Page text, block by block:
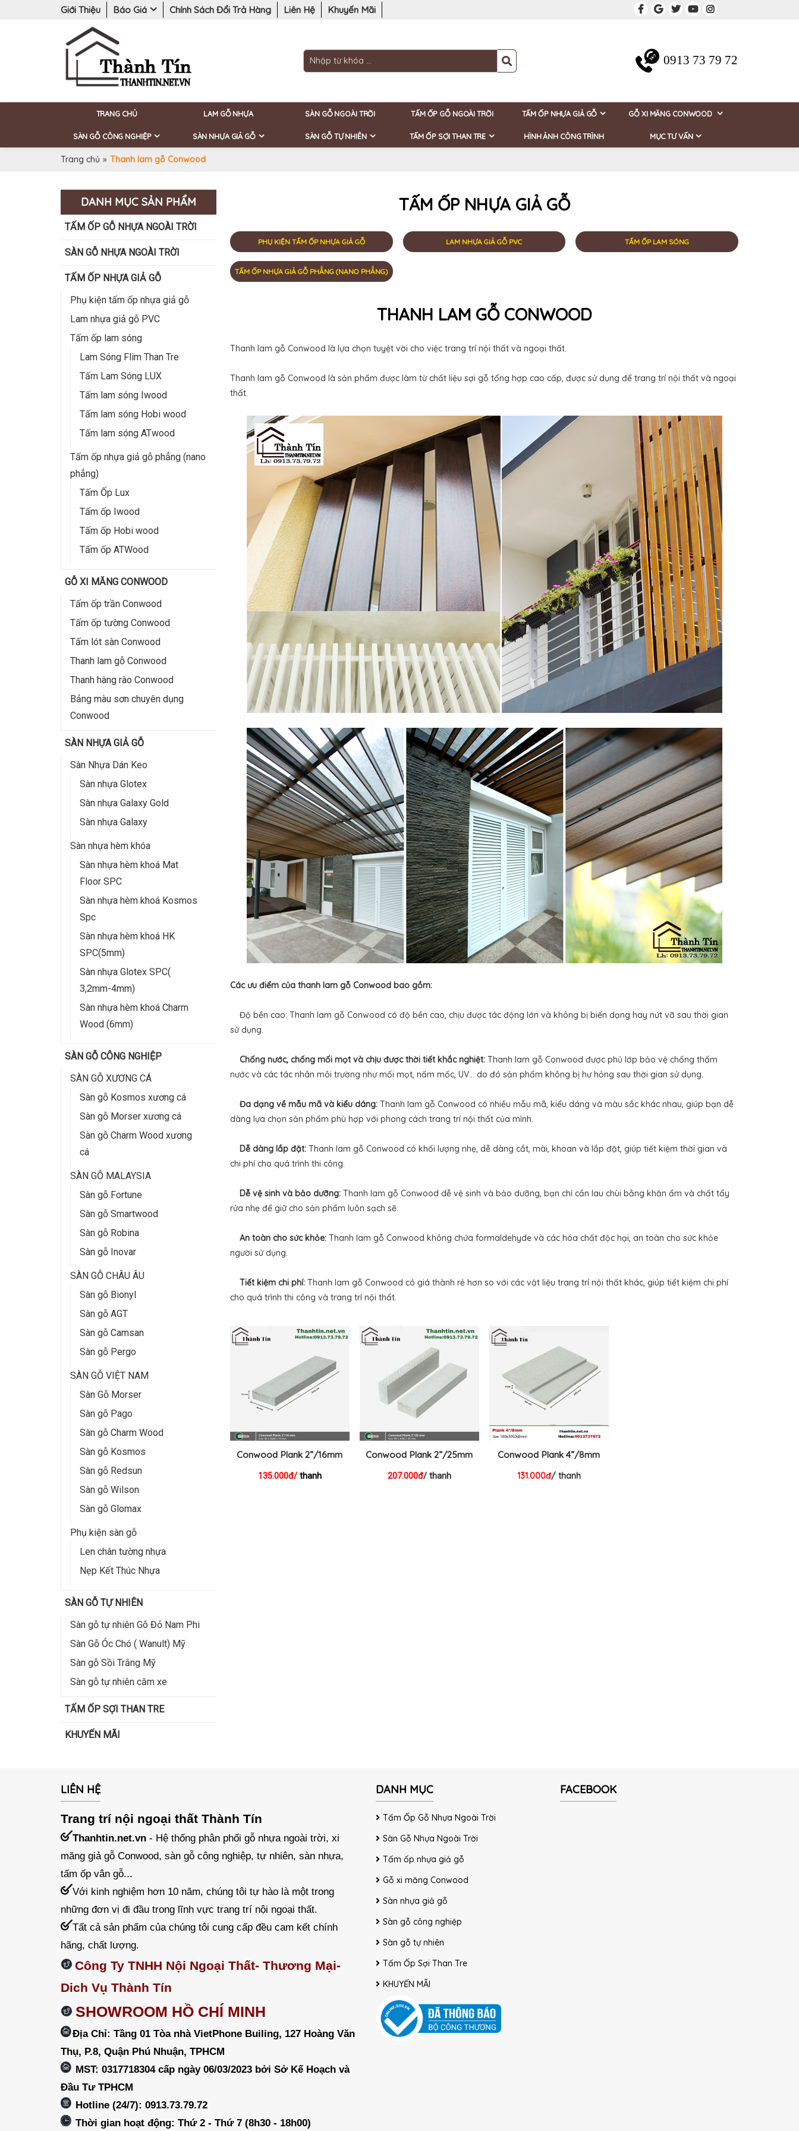
Giới Thiệu Báo Giá Chính Sách Đổi Trả Hàng Liên Hệ Khuyến Mãi
0913 73 79 72
TRANG CHỦ LAM GỖ NHỰA SÀN GỖ NGOÀI TRỜI TẤM ỐP GỖ NGOÀI TRỜI TẤM ỐP NHỰA GIẢ GỖ GỖ XI MĂNG CONWOOD
SÀN GỖ CÔNG NGHIỆP SÀN NHỰA GIẢ GỖ SÀN GỖ TỰ NHIÊN TẤM ỐP SỢI THAN TRE HÌNH ẢNH CÔNG TRÌNH MỤC TƯ VẤN
Trang chủ » Thanh lam gỗ Conwood
DANH MỤC SẢN PHẨM
TẤM ỐP GỖ NHỰA NGOÀI TRỜI
SÀN GỖ NHỰA NGOÀI TRỜI
TẤM ỐP NHỰA GIẢ GỖ
Phụ kiện tấm ốp nhựa giả gỗ
Lam nhựa giả gỗ PVC
Tấm ốp lam sóng
Lam Sóng Flim Than Tre
Tấm Lam Sóng LUX
Tấm lam sóng Iwood
Tấm lam sóng Hobi wood
Tấm lam sóng ATwood
Tấm ốp nhựa giả gỗ phẳng (nano
phẳng)
Tấm Ốp Lux
Tấm ốp Iwood
Tấm ốp Hobi wood
Tấm ốp ATWood
GỖ XI MĂNG CONWOOD
Tấm ốp trần Conwood
Tấm ốp tường Conwood
Tấm lót sàn Conwood
Thanh lam gỗ Conwood
Thanh hàng rào Conwood
Bảng màu sơn chuyên dụng
Conwood
SÀN NHỰA GIẢ GỖ
Sàn Nhựa Dán Keo
Sàn nhựa Glotex
Sàn nhựa Galaxy Gold
Sàn nhựa Galaxy
Sàn nhựa hèm khóa
Sàn nhựa hèm khoá Mat
Floor SPC
Sàn nhựa hèm khoá Kosmos
Spc
Sàn nhựa hèm khoá HK
SPC(5mm)
Sàn nhựa Glotex SPC(
3,2mm-4mm)
Sàn nhựa hèm khoá Charm
Wood (6mm)
SÀN GỖ CÔNG NGHIỆP
SÀN GỖ XƯƠNG CÁ
Sàn gỗ Kosmos xương cá
Sàn gỗ Morser xương cá
Sàn gỗ Charm Wood xương
cá
SÀN GỖ MALAYSIA
Sàn gỗ Fortune
Sàn gỗ Smartwood
Sàn gỗ Robina
Sàn gỗ Inovar
SÀN GỖ CHÂU ÂU
Sàn gỗ Bionyl
Sàn gỗ AGT
Sàn gỗ Camsan
Sàn gỗ Pergo
SÀN GỖ VIỆT NAM
Sàn Gỗ Morser
Sàn gỗ Pago
Sàn gỗ Charm Wood
Sàn gỗ Kosmos
Sàn gỗ Redsun
Sàn gỗ Wilson
Sàn gỗ Glomax
Phụ kiện sàn gỗ
Len chân tường nhựa
Nẹp Kết Thúc Nhựa
SÀN GỖ TỰ NHIÊN
Sàn gỗ tự nhiên Gõ Đỏ Nam Phi
Sàn Gỗ Óc Chó ( Wanult) Mỹ
Sàn gỗ Sồi Trắng Mỹ
Sàn gỗ tự nhiên căm xe
TẤM ỐP SỢI THAN TRE
KHUYẾN MÃI
TẤM ỐP NHỰA GIẢ GỖ
PHỤ KIỆN TẤM ỐP NHỰA GIẢ GỖ LAM NHỰA GIẢ GỖ PVC TẤM ỐP LAM SÓNG
TẤM ỐP NHỰA GIẢ GỖ PHẲNG (NANO PHẲNG)
THANH LAM GỖ CONWOOD
Thanh lam gỗ Conwood là lựa chọn tuyệt vời cho việc trang trí nội thất và ngoại thất.
Thanh lam gỗ Conwood là sản phẩm được làm từ chất liệu sợi gỗ tổng hợp cao cấp, được sử dụng để trang trí nội thất và ngoại
thất.
Các ưu điểm của thanh lam gỗ Conwood bao gồm:
Độ bền cao: Thanh lam gỗ Conwood có độ bền cao, chịu được tác động lớn và không bị biến dạng hay nứt vỡ sau thời gian
sử dụng.
Chống nước, chống mối mọt và chịu được thời tiết khắc nghiệt: Thanh lam gỗ Conwood được phủ lớp bảo vệ chống thấm
nước và các tác nhân môi trường như mối mọt, nấm mốc, UV... do đó sản phẩm không bị hư hỏng sau thời gian sử dụng.
Đa dạng về mẫu mã và kiểu dáng: Thanh lam gỗ Conwood có nhiều mẫu mã, kiểu dáng và màu sắc khác nhau, giúp bạn dễ
dàng lựa chọn sản phẩm phù hợp với phong cách trang trí nội thất của mình.
Dễ dàng lắp đặt: Thanh lam gỗ Conwood có khối lượng nhẹ, dễ dàng cắt, mài, khoan và lắp đặt, giúp tiết kiệm thời gian và
chi phí cho quá trình thi công.
Dễ vệ sinh và bảo dưỡng: Thanh lam gỗ Conwood dễ vệ sinh và bảo dưỡng, bạn chỉ cần lau chùi bằng khăn ẩm và chất tẩy
rửa nhẹ để giữ cho sản phẩm luôn sạch sẽ.
An toàn cho sức khỏe: Thanh lam gỗ Conwood không chứa formaldehyde và các hóa chất độc hại, an toàn cho sức khỏe
người sử dụng.
Tiết kiệm chi phí: Thanh lam gỗ Conwood có giá thành rẻ hơn so với các vật liệu trang trí nội thất khác, giúp tiết kiệm chi phí
cho quá trình thi công và trang trí nội thất.
Conwood Plank 2”/16mm
135.000đ/ thanh
Conwood Plank 2”/25mm
207.000đ/ thanh
Conwood Plank 4”/8mm
131.000đ/ thanh
LIÊN HỆ
Trang trí nội ngoại thất Thành Tín
Thanhtin.net.vn - Hệ thống phân phối gỗ nhựa ngoài trời, xi
măng giả gỗ Conwood, sàn gỗ công nghiệp, tự nhiên, sàn nhựa,
tấm ốp vân gỗ...
Với kinh nghiệm hơn 10 năm, chúng tôi tự hào là một trong
những đơn vị đi đầu trong lĩnh vực trang trí nội ngoại thất.
Tất cả sản phẩm của chúng tôi cung cấp đều cam kết chính
hãng, chất lượng.
Công Ty TNHH Nội Ngoại Thất- Thương Mại-
Dich Vụ Thành Tín
SHOWROOM HỒ CHÍ MINH
Địa Chỉ: Tầng 01 Tòa nhà VietPhone Builing, 127 Hoàng Văn
Thụ, P.8, Quận Phú Nhuận, TPHCM
MST: 0317718304 cấp ngày 06/03/2023 bởi Sở Kế Hoạch và
Đầu Tư TPHCM
Hotline (24/7): 0913.73.79.72
Thời gian hoạt động: Thứ 2 - Thứ 7 (8h30 - 18h00)
DANH MỤC
Tấm Ốp Gỗ Nhựa Ngoài Trời
Sàn Gỗ Nhựa Ngoài Trời
Tấm ốp nhựa giả gỗ
Gỗ xi măng Conwood
Sàn nhựa giả gỗ
Sàn gỗ công nghiệp
Sàn gỗ tự nhiên
Tấm Ốp Sợi Than Tre
KHUYẾN MÃI
FACEBOOK